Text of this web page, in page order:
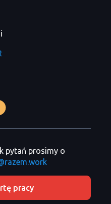
pytań prosimy o
pracy